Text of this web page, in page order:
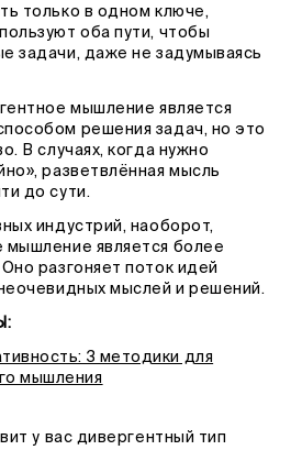
только в одном ключе,
оба пути, чтобы
задачи, даже не задумываясь
мышление является
решения задач, но это
В случаях, когда нужно
разветвлённая мысль
до сути.
индустрий, наоборот,
мышление является более
разгоняет поток идей
мыслей и решений.
3 методики для
мышления
у вас дивергентный тип